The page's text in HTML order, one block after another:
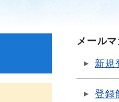
メール
新規
登録